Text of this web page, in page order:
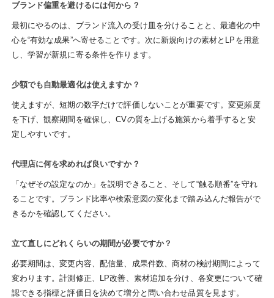
ブランド偏重を避けるには何から？
最初にやるのは、ブランド流入の受け皿を分けることと、最適化の中
心を“有効な成果”へ寄せることです。次に新規向けの素材とLPを用意
し、学習が新規に寄る条件を作ります。
少額でも自動最適化は使えますか？
使えますが、短期の数字だけで評価しないことが重要です。変更頻度
を下げ、観察期間を確保し、CVの質を上げる施策から着手すると安
定しやすいです。
代理店に何を求めれば良いですか？
「なぜその設定なのか」を説明できること、そして“触る順番”を守れ
ることです。ブランド比率や検索意図の変化まで踏み込んだ報告がで
きるかを確認してください。
立て直しにどれくらいの期間が必要ですか？
必要期間は、変更内容、配信量、成果件数、商材の検討期間によって
変わります。計測修正、LP改善、素材追加を分け、各変更について確
認できる指標と評価日を決めて増分と問い合わせ品質を見ます。